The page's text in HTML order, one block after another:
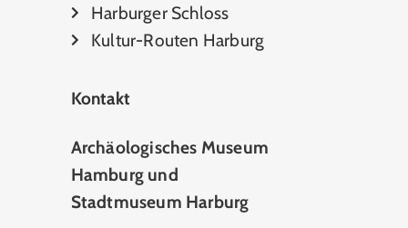
Harburger Schloss
Kultur-Routen Harburg
Kontakt
Archäologisches Museum
Hamburg und
Stadtmuseum Harburg